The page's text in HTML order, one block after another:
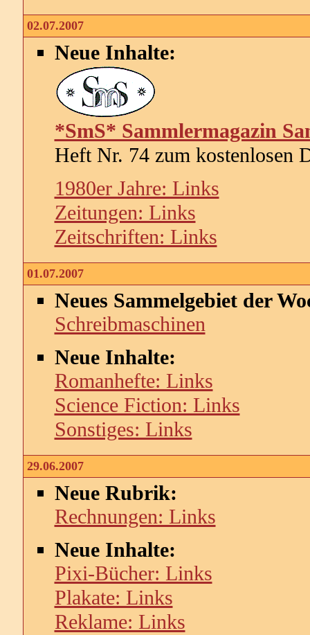
02.07.2007
Neue Inhalte:
*SmS* Sammlermagazin
Heft Nr. 74 zum kostenlosen
1980er Jahre: Links
Zeitungen: Links
Zeitschriften: Links
01.07.2007
Neues Sammelgebiet der
Schreibmaschinen
Neue Inhalte:
Romanhefte: Links
Science Fiction: Links
Sonstiges: Links
29.06.2007
Neue Rubrik:
Rechnungen: Links
Neue Inhalte:
Pixi-Bücher: Links
Plakate: Links
Reklame: Links